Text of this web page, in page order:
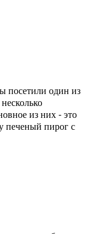
посетили один из
из них - это
печеный пирог с